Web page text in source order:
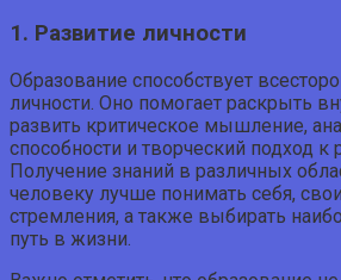
1. Развитие личности
Образование способствует
личности. Оно помогает раскрыть
развить критическое мышление,
способности и творческий подход
Получение знаний в различных
человеку лучше понимать себя,
стремления, а также выбирать
путь в жизни.